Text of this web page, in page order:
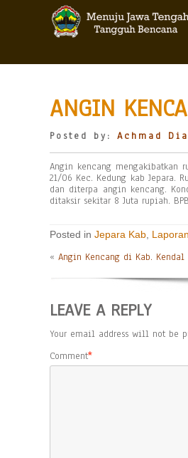
ANGIN
Posted by: Achmad
Angin kencang mengakibatkan
21/06 Kec. Kedung kab Jepara.
dan diterpa angin kencang.
ditaksir sekitar 8 Juta rupiah.
Posted in Jepara Kab
« Angin Kencang di Kab. Kendal
LEAVE A REPLY
Your email address will not be
Comment*